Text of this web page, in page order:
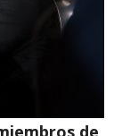
de